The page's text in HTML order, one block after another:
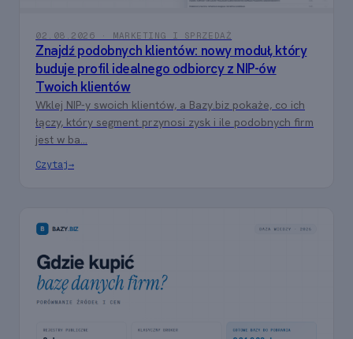
02.08.2026 · MARKETING I SPRZEDAŻ
Znajdź podobnych klientów: nowy moduł, który
buduje profil idealnego odbiorcy z NIP-ów
Twoich klientów
Wklej NIP-y swoich klientów, a Bazy.biz pokaże, co ich
łączy, który segment przynosi zysk i ile podobnych firm
jest w ba...
Czytaj→